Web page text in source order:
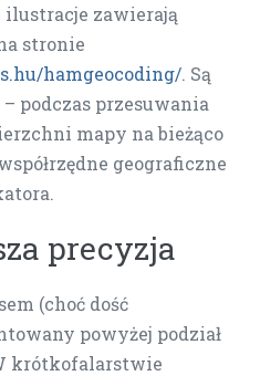
ilustracje zawierają
stronie
hamgeocoding/. Są
podczas przesuwania
mapy na bieżąco
geograficzne
precyzja
(choć dość
powyżej podział
krótkofalarstwie